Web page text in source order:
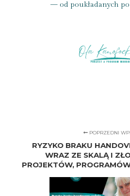
— od poukładanych po
POPRZEDNI
RYZYKO BRAKU
WRAZ ZE SKALĄ I
PROJEKTÓW,